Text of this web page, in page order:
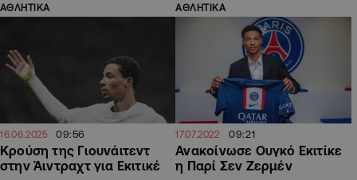
ΑΘΛΗΤΙΚΑ
16.06.2025 09:56
Κρούση της Γιουνάιτεντ
στην Άιντραχτ για Εκιτικέ
ΑΘΛΗΤΙΚΑ
17.07.2022 09:21
Ανακοίνωσε Ουγκό Εκιτίκε
η Παρί Σεν Ζερμέν